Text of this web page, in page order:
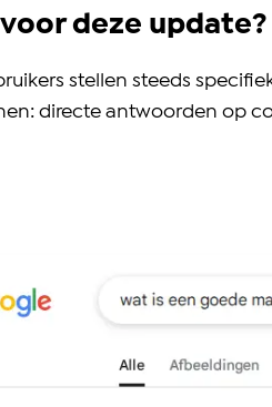
deze update?
stellen steeds
directe antwoorden op